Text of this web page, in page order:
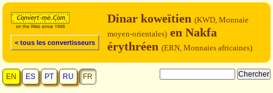
< tous les convertisseurs
Dinar koweïtien (KWD, Monnaie
moyen-orientales) en Nakfa
érythréen (ERN, Monnaies africaines)
EN ES PT RU FR